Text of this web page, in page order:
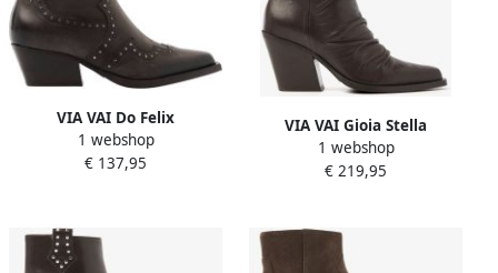
VIA VAI Do Felix
Enkellaarsjes Dames Leer
Bruin
1 webshop
€ 137,95
VIA VAI Gioia Stella
Enkellaarsjes Dames Leer
Bruin
1 webshop
€ 219,95